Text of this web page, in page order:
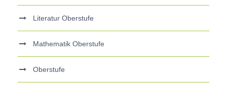
Literatur Oberstufe
Mathematik Oberstufe
Oberstufe